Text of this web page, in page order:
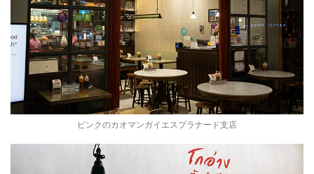
ピンクのカオマンガイエスプラナード支店